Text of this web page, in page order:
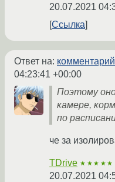
20.07.2021
Ссылка
Ответ на: комментарий
04:23:41 +00:00
Поэтому
камере,
по
че за
TDrive ★★★★★
20.07.2021